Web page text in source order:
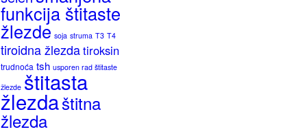
funkcija štitaste
žlezde soja struma T3 T4
tiroidna žlezdatiroksin
trudnoća tsh usporen rad štitaste
žlezde štitasta
žlezdaštitna
žlezda